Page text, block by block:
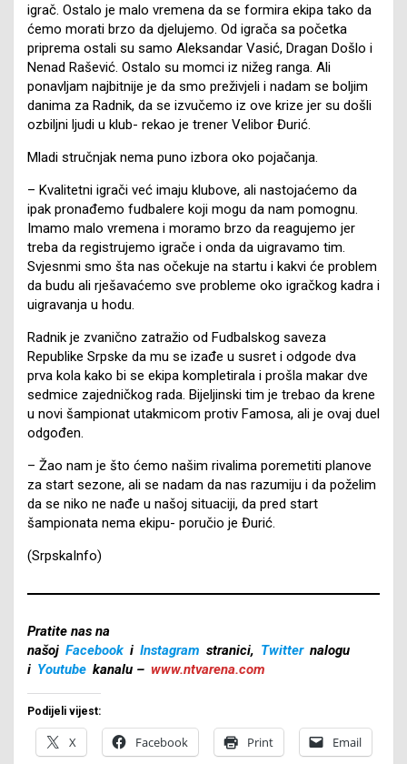
igrač. Ostalo je malo vremena da se formira ekipa tako da
ćemo morati brzo da djelujemo. Od igrača sa početka
priprema ostali su samo Aleksandar Vasić, Dragan Došlo i
Nenad Rašević. Ostalo su momci iz nižeg ranga. Ali
ponavljam najbitnije je da smo preživjeli i nadam se boljim
danima za Radnik, da se izvučemo iz ove krize jer su došli
ozbiljni ljudi u klub- rekao je trener Velibor Đurić.
Mladi stručnjak nema puno izbora oko pojačanja.
– Kvalitetni igrači već imaju klubove, ali nastojaćemo da
ipak pronađemo fudbalere koji mogu da nam pomognu.
Imamo malo vremena i moramo brzo da reagujemo jer
treba da registrujemo igrače i onda da uigravamo tim.
Svjesnmi smo šta nas očekuje na startu i kakvi će problem
da budu ali rješavaćemo sve probleme oko igračkog kadra i
uigravanja u hodu.
Radnik je zvanično zatražio od Fudbalskog saveza
Republike Srpske da mu se izađe u susret i odgode dva
prva kola kako bi se ekipa kompletirala i prošla makar dve
sedmice zajedničkog rada. Bijeljinski tim je trebao da krene
u novi šampionat utakmicom protiv Famosa, ali je ovaj duel
odgođen.
– Žao nam je što ćemo našim rivalima poremetiti planove
za start sezone, ali se nadam da nas razumiju i da poželim
da se niko ne nađe u našoj situaciji, da pred start
šampionata nema ekipu- poručio je Đurić.
(SrpskaInfo)
Pratite nas na
našoj Facebook i Instagram stranici, Twitter nalogu
i Youtube kanalu – www.ntvarena.com
Podijeli vijest:
X Facebook Print Email